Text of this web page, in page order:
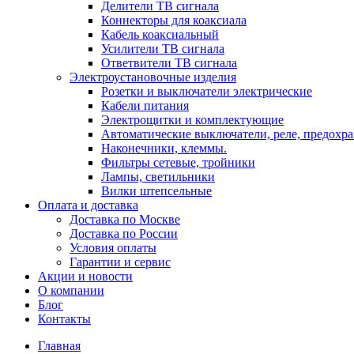
Делители ТВ сигнала
Коннекторы для коаксиала
Кабель коаксиальный
Усилители ТВ сигнала
Ответвители ТВ сигнала
Электроустановочные изделия
Розетки и выключатели электрические
Кабели питания
Электрощитки и комплектующие
Автоматические выключатели, реле,
Наконечники, клеммы.
Фильтры сетевые, тройники
Лампы, светильники
Вилки штепсельные
Оплата и доставка
Доставка по Москве
Доставка по России
Условия оплаты
Гарантии и сервис
Акции и новости
О компании
Блог
Контакты
Главная